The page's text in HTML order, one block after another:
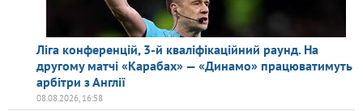
Ліга конференцій, 3-й кваліфікаційний раунд. На
другому матчі «Карабах» — «Динамо» працюватимуть
арбітри з Англії
08.08.2026, 16:58